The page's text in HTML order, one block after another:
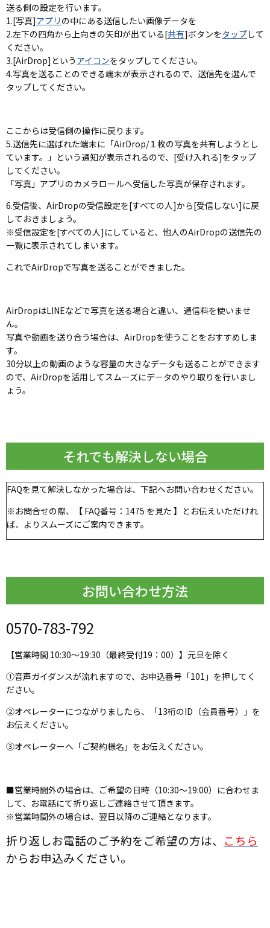
送る側の設定を行います。
1.[写真]アプリ の中にある送信したい画像データを
2.左下の四角から上向きの矢印が出ている[共有]ボタンをタップして
ください。
3.[AirDrop]というアイコンをタップしてください。
4.写真を送ることのできる端末が表示されるので、送信先を選んで
タップしてください。
ここからは受信側の操作に戻ります。
5.送信先に選ばれた端末に「AirDrop/１枚の写真を共有しようとし
ています。」という通知が表示されるので、[受け入れる]をタップ
してください。
「写真」アプリのカメラロールへ受信した写真が保存されます。
6.受信後、AirDropの受信設定を[すべての人]から[受信しない]に戻
しておきましょう。
※受信設定を[すべての人]にしていると、他人のAirDropの送信先の
一覧に表示されてしまいます。
これでAirDropで写真を送ることができました。
AirDropはLINEなどで写真を送る場合と違い、通信料を使いませ
ん。
写真や動画を送り合う場合は、AirDropを使うことをおすすめしま
す。
30分以上の動画のような容量の大きなデータも送ることができます
ので、AirDropを活用してスムーズにデータのやり取りを行いまし
ょう。
それでも解決しない場合
FAQを見て解決しなかった場合は、下記へお問い合わせください。
※お問合せの際、【 FAQ番号：1475 を見た 】とお伝えいただけれ
ば、よりスムーズにご案内できます。
お問い合わせ方法
0570-783-792
【営業時間 10:30～19:30（最終受付19：00）】元旦を除く
①音声ガイダンスが流れますので、お申込番号「101」を押してく
ださい。
②オペレーターにつながりましたら、「13桁のID（会員番号）」を
お伝えください。
③オペレーターへ「ご契約様名」をお伝えください。
■営業時間外の場合は、ご希望の日時（10:30～19:00）に合わせま
して、お電話にて折り返しご連絡させて頂きます。
※営業時間外の場合は、翌日以降のご連絡となります。
折り返しお電話のご予約をご希望の方は、 こちら
からお申込みください。